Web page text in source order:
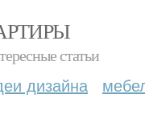
статьи
дизайна